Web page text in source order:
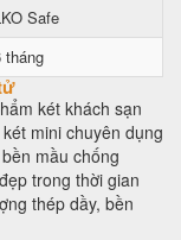
Safe
tháng
két khách sạn
mini chuyên dụng
mầu chống
trong thời gian
thép dầy, bền